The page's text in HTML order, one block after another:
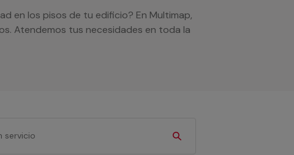
en los pisos de tu edificio? En Multimap,
Atendemos tus necesidades en toda la